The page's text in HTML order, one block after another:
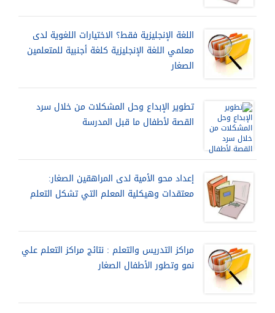
اللغة الإنجليزية فقط؟ الاختيارات اللغوية لدى
معلمي اللغة الإنجليزية كلغة أجنبية للمتعلمين
الصغار
تطوير الإبداع وحل المشكلات من خلال سرد
القصة لأطفال ما قبل المدرسة
إعداد محو الأمية لدى المراهقين الصغار:
معتقدات وهيكلية المعلم التي تشكل التعلم
مراكز التدريس والتعلم : نتائج مراكز التعلم علي
نمو وتطور الأطفال الصغار